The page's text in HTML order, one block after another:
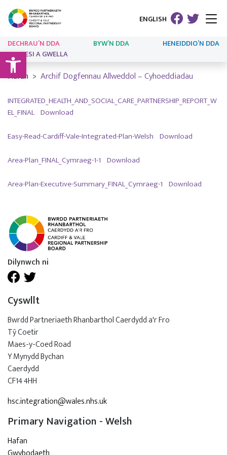
Open toolbar
ENGLISH
DECHRAU’N DDA BYW’N DDA
HENEIDDIO’N DDA
ARLOESI A GWELLA
Hafan Archif Dogfennau Allweddol – Cyhoeddiadau
INTEGRATED_HEALTH_AND_SOCIAL_CARE_PARTNERSHIP_REPORT_W
EL_FINAL Download
Easy-Read-Cardiff-Vale-Integrated-Plan-Welsh Download
Area-Plan_FINAL_Cymraeg-1-1 Download
Area-Plan-Executive-Summary_FINAL_Cymraeg-1 Download
Dilynwch ni
Cyswllt
Bwrdd Partneriaeth Rhanbarthol Caerdydd a'r Fro
Tŷ Coetir
Maes-y-Coed Road
Y Mynydd Bychan
Caerdydd
CF14 4HH
hsc.integration@wales.nhs.uk
Primary Navigation - Welsh
Hafan